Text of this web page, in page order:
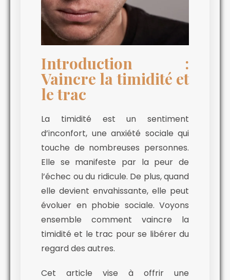
Introduction :
Vaincre la timidité et
le trac
La timidité est un sentiment
d’inconfort, une anxiété sociale qui
touche de nombreuses personnes.
Elle se manifeste par la peur de
l’échec ou du ridicule. De plus, quand
elle devient envahissante, elle peut
évoluer en phobie sociale. Voyons
ensemble comment vaincre la
timidité et le trac pour se libérer du
regard des autres.
Cet article vise à offrir une